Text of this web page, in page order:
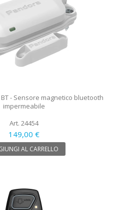
- Sensore magnetico bluetooth
impermeabile
Art. 24454
149,00 €
AL CARRELLO